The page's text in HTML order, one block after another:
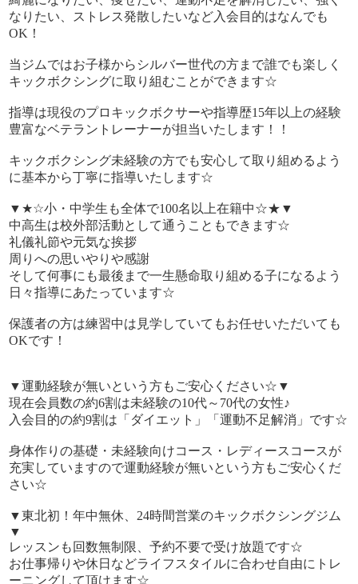
なりたい、ストレス発散したいなど入会目的はなんでも
OK！
当ジムではお子様からシルバー世代の方まで誰でも楽しく
キックボクシングに取り組むことができます☆
指導は現役のプロキックボクサーや指導歴15年以上の経験
豊富なベテラントレーナーが担当いたします！！
キックボクシング未経験の方でも安心して取り組めるよう
に基本から丁寧に指導いたします☆
▼★☆小・中学生も全体で100名以上在籍中☆★▼
中高生は校外部活動として通うこともできます☆
礼儀礼節や元気な挨拶
周りへの思いやりや感謝
そして何事にも最後まで一生懸命取り組める子になるよう
日々指導にあたっています☆
保護者の方は練習中は見学していてもお任せいただいても
OKです！
▼運動経験が無いという方もご安心ください☆▼
現在会員数の約6割は未経験の10代～70代の女性♪
入会目的の約9割は「ダイエット」「運動不足解消」です☆
身体作りの基礎・未経験向けコース・レディースコースが
充実していますので運動経験が無いという方もご安心くだ
さい☆
▼東北初！年中無休、24時間営業のキックボクシングジム
▼
レッスンも回数無制限、予約不要で受け放題です☆
お仕事帰りや休日などライフスタイルに合わせ自由にトレ
ーニングして頂けます☆